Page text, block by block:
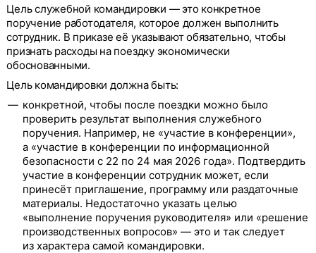
Цель служебной командировки — это конкретное
поручение работодателя, которое должен выполнить
сотрудник. В приказе её указывают обязательно, чтобы
признать расходы на поездку экономически
обоснованными.
Цель командировки должна быть:
конкретной, чтобы после поездки можно было
проверить результат выполнения служебного
поручения. Например, не «участие в конференции»,
а «участие в конференции по информационной
безопасности с 22 по 24 мая 2026 года». Подтвердить
участие в конференции сотрудник может, если
принесёт приглашение, программу или раздаточные
материалы. Недостаточно указать целью
«выполнение поручения руководителя» или «решение
производственных вопросов» — это и так следует
из характера самой командировки.